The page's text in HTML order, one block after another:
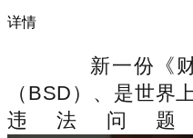
详情
新一份《财
（BSD）、是世界
违法问